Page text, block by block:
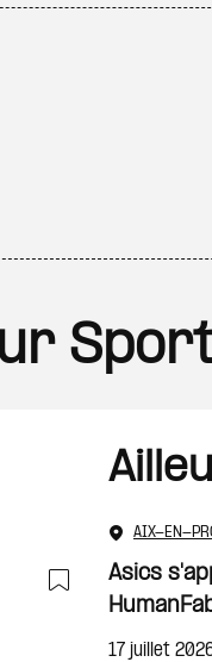
Ajouter à
AIX-EN-
Asics
17 juillet